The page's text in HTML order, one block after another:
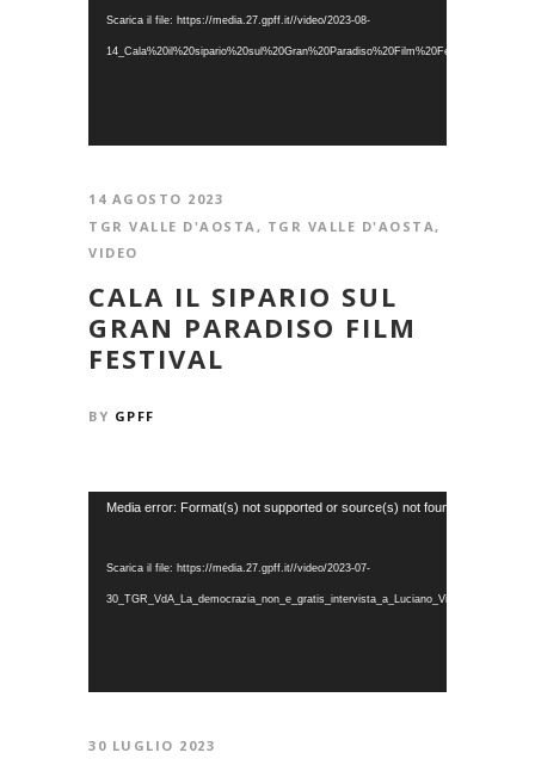
Scarica il file: https://media.27.gpff.it//video/2023-08-
14_Cala%20il%20sipario%20sul%20Gran%20Paradiso%20Film%20Festival_TGR.mp4
14 AGOSTO 2023
TGR VALLE D'AOSTA , TGR VALLE D'AOSTA ,
VIDEO
CALA IL SIPARIO SUL
GRAN PARADISO FILM
FESTIVAL
BY GPFF
Video
Media error: Format(s) not supported or source(s) not found
Scarica il file: https://media.27.gpff.it//video/2023-07-
30_TGR_VdA_La_democrazia_non_e_gratis_intervista_a_Luciano_Violante.mp4
30 LUGLIO 2023